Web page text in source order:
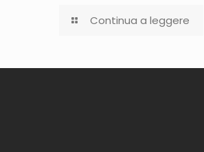
Continua a leggere